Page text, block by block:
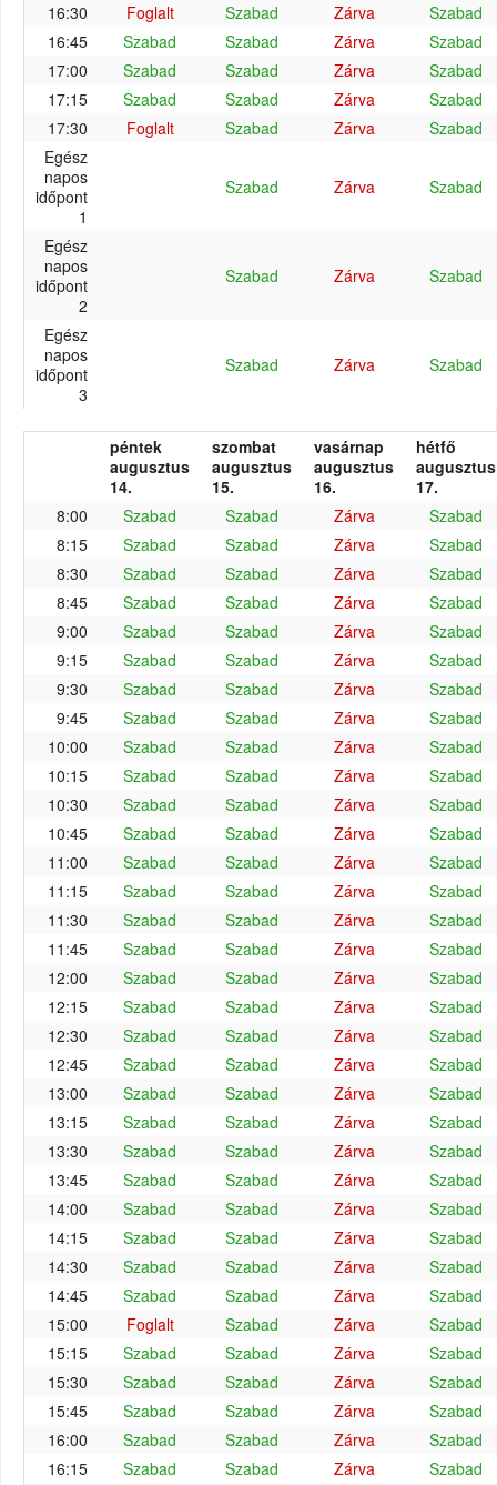
16:30
Foglalt Szabad Zárva
Szabad
16:45
Szabad Szabad Zárva
Szabad
17:00
Szabad Szabad Zárva
Szabad
17:15
Szabad Szabad Zárva
Szabad
17:30
Foglalt Szabad Zárva
Szabad
Egész
napos
időpont
1
Szabad Zárva Szabad
Egész
napos
időpont
2
Szabad Zárva Szabad
Egész
napos
időpont
3
Szabad Zárva Szabad
péntek
augusztus
14.
szombat
augusztus
15.
vasárnap
augusztus
16.
hétfő
augusztus
17.
8:00
Szabad Szabad Zárva
Szabad
8:15
Szabad Szabad Zárva
Szabad
8:30
Szabad Szabad Zárva
Szabad
8:45
Szabad Szabad Zárva
Szabad
9:00
Szabad Szabad Zárva
Szabad
9:15
Szabad Szabad Zárva
Szabad
9:30
Szabad Szabad Zárva
Szabad
9:45
Szabad Szabad Zárva
Szabad
10:00
Szabad Szabad Zárva
Szabad
10:15
Szabad Szabad Zárva
Szabad
10:30
Szabad Szabad Zárva
Szabad
10:45
Szabad Szabad Zárva
Szabad
11:00
Szabad Szabad Zárva
Szabad
11:15
Szabad Szabad Zárva
Szabad
11:30
Szabad Szabad Zárva
Szabad
11:45
Szabad Szabad Zárva
Szabad
12:00
Szabad Szabad Zárva
Szabad
12:15
Szabad Szabad Zárva
Szabad
12:30
Szabad Szabad Zárva
Szabad
12:45
Szabad Szabad Zárva
Szabad
13:00
Szabad Szabad Zárva
Szabad
13:15
Szabad Szabad Zárva
Szabad
13:30
Szabad Szabad Zárva
Szabad
13:45
Szabad Szabad Zárva
Szabad
14:00
Szabad Szabad Zárva
Szabad
14:15
Szabad Szabad Zárva
Szabad
14:30
Szabad Szabad Zárva
Szabad
14:45
Szabad Szabad Zárva
Szabad
15:00
Foglalt Szabad Zárva
Szabad
15:15
Szabad Szabad Zárva
Szabad
15:30
Szabad Szabad Zárva
Szabad
15:45
Szabad Szabad Zárva
Szabad
16:00
Szabad Szabad Zárva
Szabad
16:15
Szabad Szabad Zárva Szabad